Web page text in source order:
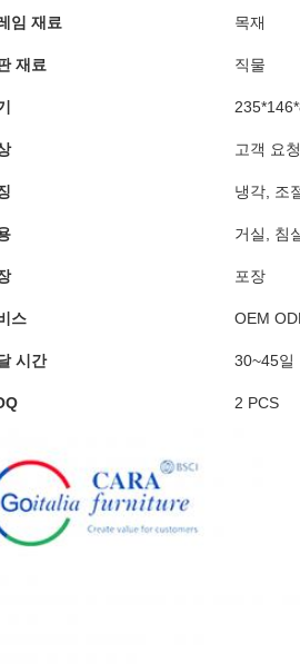
임 재료 목재
재료 직물
고객 요청
냉각, 조
거실, 침
포장
스 OEM
시간 30~45일
2 PCS